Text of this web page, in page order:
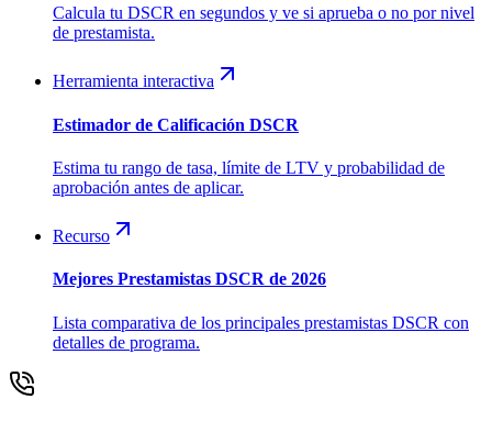
Calcula tu DSCR en segundos y ve si aprueba o no por nivel
de prestamista.
Herramienta interactiva
Estimador de Calificación DSCR
Estima tu rango de tasa, límite de LTV y probabilidad de
aprobación antes de aplicar.
Recurso
Mejores Prestamistas DSCR de 2026
Lista comparativa de los principales prestamistas DSCR con
detalles de programa.